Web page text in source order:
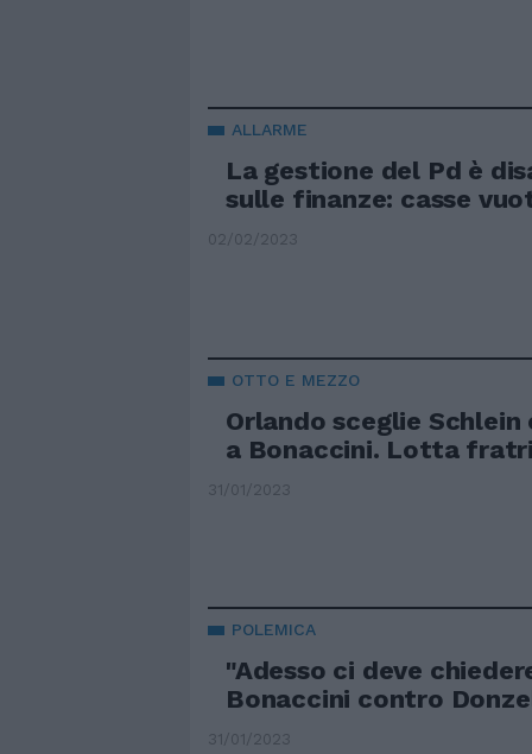
ALLARME
La gestione del Pd è
sulle finanze: casse
02/02/2023
OTTO E MEZZO
Orlando sceglie Schlein
a Bonaccini. Lotta
31/01/2023
POLEMICA
"Adesso ci deve
Bonaccini contro
31/01/2023